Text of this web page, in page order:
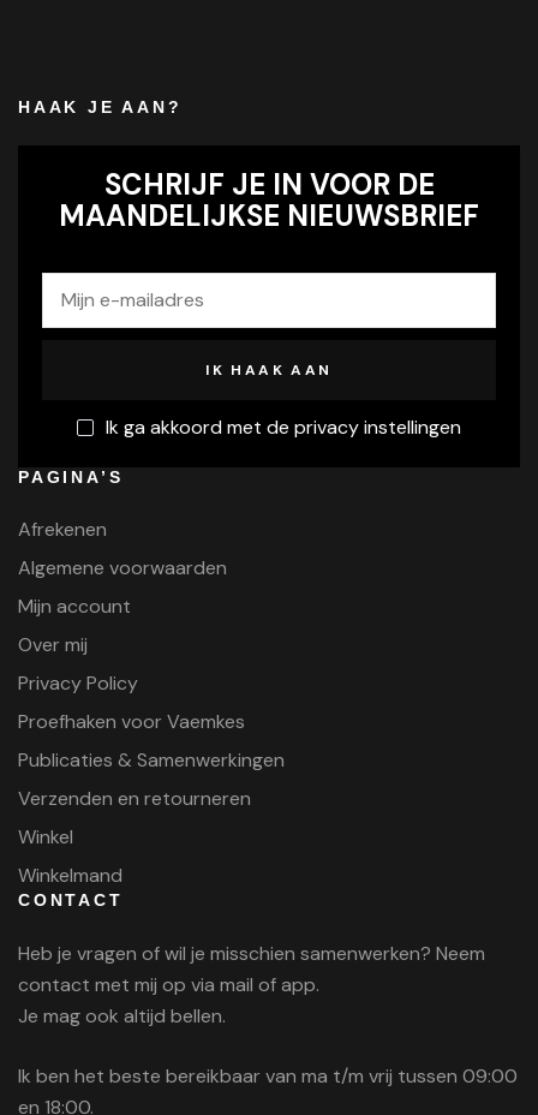
HAAK JE AAN?
SCHRIJF JE IN VOOR DE
MAANDELIJKSE NIEUWSBRIEF
Ik ga akkoord met de privacy instellingen
PAGINA’S
Afrekenen
Algemene voorwaarden
Mijn account
Over mij
Privacy Policy
Proefhaken voor Vaemkes
Publicaties & Samenwerkingen
Verzenden en retourneren
Winkel
Winkelmand
CONTACT
Heb je vragen of wil je misschien samenwerken? Neem
contact met mij op via mail of app.
Je mag ook altijd bellen.
Ik ben het beste bereikbaar van ma t/m vrij tussen 09:00
en 18:00.